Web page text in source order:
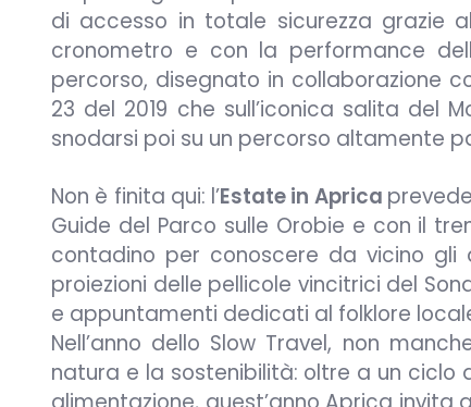
di accesso in totale sicurezza grazie
cronometro e con la performance
percorso, disegnato in collaborazione
23 del 2019 che sull’iconica salita del
snodarsi poi su un percorso altamente
Non è finita qui: l’Estate in Aprica
Guide del Parco sulle Orobie e con il
contadino per conoscere da vicino
proiezioni delle pellicole vincitrici del
e appuntamenti dedicati al folklore
Nell’anno dello Slow Travel, non
natura e la sostenibilità: oltre a un